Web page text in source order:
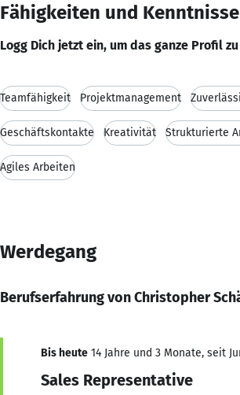
Fähigkeiten und Kenntnisse
Logg Dich jetzt ein, um das ganze Profil
Teamfähigkeit Projektmanagement
Geschäftskontakte Kreativität Strukturierte
Agiles Arbeiten
Werdegang
Berufserfahrung von Christopher
Bis heute 14 Jahre und 3 Monate, seit
Sales Representative